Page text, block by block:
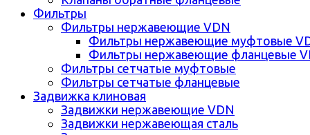
Фильтры
Фильтры нержавеющие VDN
Фильтры нержавеющие муфтовые
Фильтры нержавеющие фланцевые
Фильтры сетчатые муфтовые
Фильтры сетчатые фланцевые
Задвижка клиновая
Задвижки нержавеющие VDN
Задвижки нержавеющая сталь